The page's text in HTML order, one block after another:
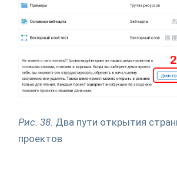
Рис. 38. Два пути открытия
проектов